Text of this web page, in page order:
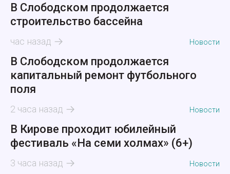
В Слободском продолжается
строительство бассейна
час назад Новости
В Слободском продолжается
капитальный ремонт футбольного
поля
2 часа назад Новости
В Кирове проходит юбилейный
фестиваль «На семи холмах» (6+)
3 часа назад Новости